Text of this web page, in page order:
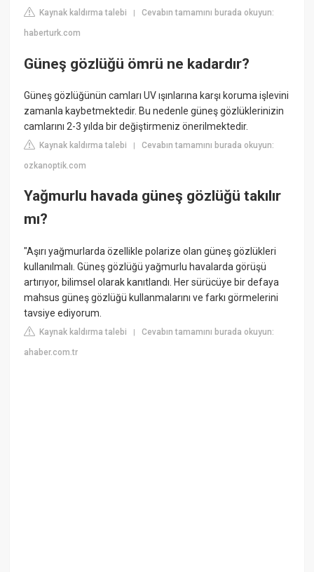
Kaynak kaldırma talebi |Cevabın tamamını burada okuyun:
haberturk.com
Güneş gözlüğü ömrü ne kadardır?
Güneş gözlüğünün camları UV ışınlarına karşı koruma işlevini
zamanla kaybetmektedir. Bu nedenle güneş gözlüklerinizin
camlarını 2-3 yılda bir değiştirmeniz önerilmektedir.
Kaynak kaldırma talebi |Cevabın tamamını burada okuyun:
ozkanoptik.com
Yağmurlu havada güneş gözlüğü takılır
mı?
"Aşırı yağmurlarda özellikle polarize olan güneş gözlükleri
kullanılmalı. Güneş gözlüğü yağmurlu havalarda görüşü
artırıyor, bilimsel olarak kanıtlandı. Her sürücüye bir defaya
mahsus güneş gözlüğü kullanmalarını ve farkı görmelerini
tavsiye ediyorum.
Kaynak kaldırma talebi |Cevabın tamamını burada okuyun:
ahaber.com.tr